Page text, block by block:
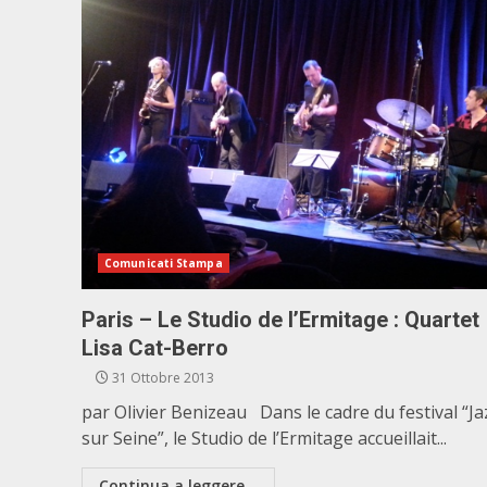
Comunicati Stampa
Paris – Le Studio de l’Ermitage : Quartet
Lisa Cat-Berro
31 Ottobre 2013
par Olivier Benizeau Dans le cadre du festival
sur Seine”, le Studio de l’Ermitage accueillait...